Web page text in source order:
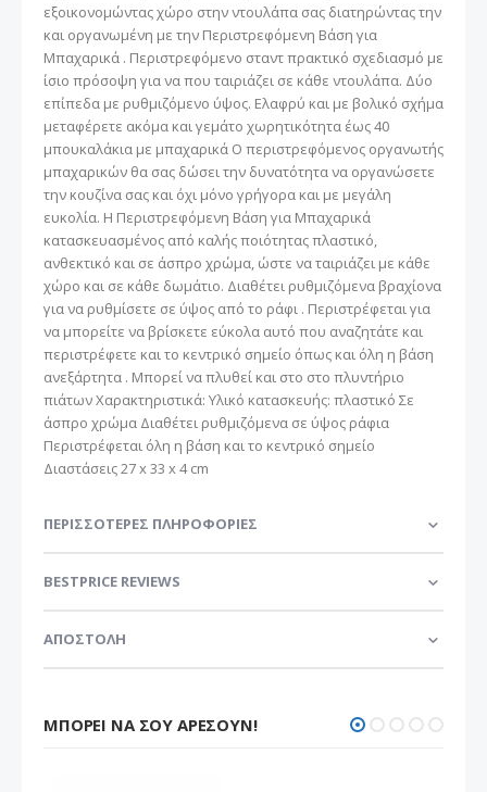
εξοικονομώντας χώρο στην ντουλάπα σας διατηρώντας την
και οργανωμένη με την Περιστρεφόμενη Βάση για
Μπαχαρικά . Περιστρεφόμενο σταντ πρακτικό σχεδιασμό με
ίσιο πρόσοψη για να που ταιριάζει σε κάθε ντουλάπα. Δύο
επίπεδα με ρυθμιζόμενο ύψος. Ελαφρύ και με βολικό σχήμα
μεταφέρετε ακόμα και γεμάτο χωρητικότητα έως 40
μπουκαλάκια με μπαχαρικά Ο περιστρεφόμενος οργανωτής
μπαχαρικών θα σας δώσει την δυνατότητα να οργανώσετε
την κουζίνα σας και όχι μόνο γρήγορα και με μεγάλη
ευκολία. Η Περιστρεφόμενη Βάση για Μπαχαρικά
κατασκευασμένος από καλής ποιότητας πλαστικό,
ανθεκτικό και σε άσπρο χρώμα, ώστε να ταιριάζει με κάθε
χώρο και σε κάθε δωμάτιο. Διαθέτει ρυθμιζόμενα βραχίονα
για να ρυθμίσετε σε ύψος από το ράφι . Περιστρέφεται για
να μπορείτε να βρίσκετε εύκολα αυτό που αναζητάτε και
περιστρέφετε και το κεντρικό σημείο όπως και όλη η βάση
ανεξάρτητα . Μπορεί να πλυθεί και στο στο πλυντήριο
πιάτων Χαρακτηριστικά: Υλικό κατασκευής: πλαστικό Σε
άσπρο χρώμα Διαθέτει ρυθμιζόμενα σε ύψος ράφια
Περιστρέφεται όλη η βάση και το κεντρικό σημείο
Διαστάσεις 27 x 33 x 4 cm
ΠΕΡΙΣΣΌΤΕΡΕΣ ΠΛΗΡΟΦΟΡΊΕΣ
BESTPRICE REVIEWS
ΑΠΟΣΤΟΛΗ
ΜΠΟΡΕΊ ΝΑ ΣΟΥ ΑΡΈΣΟΥΝ!